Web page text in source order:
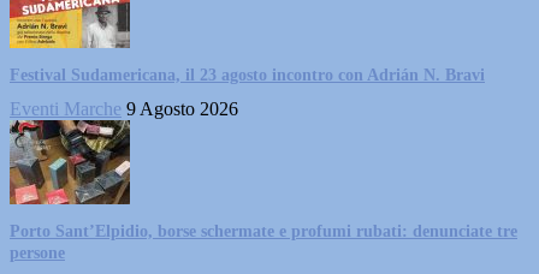
Festival Sudamericana, il 23 agosto incontro con Adrián N. Bravi
Eventi Marche 9 Agosto 2026
Porto Sant’Elpidio, borse schermate e profumi rubati: denunciate tre
persone